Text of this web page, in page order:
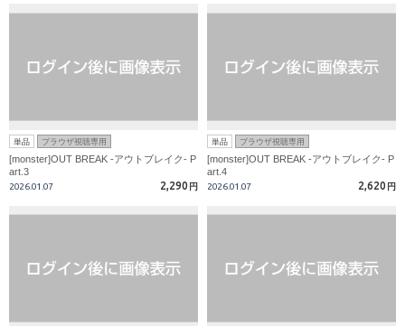
単品 ブラウザ視聴専用
[monster]OUT BREAK -アウトブレイク- P
art.3
2026.01.07 2,290 円
単品 ブラウザ視聴専用
[monster]OUT BREAK -アウトブレイク- P
art.4
2026.01.07 2,620 円